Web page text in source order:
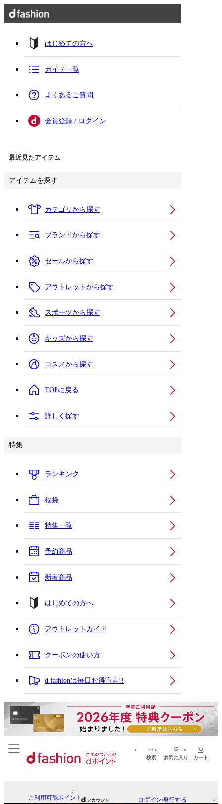
はじめての方へ
ガイド一覧
よくあるご質問
会員登録 / ログイン
最近見たアイテム
アイテムを探す
カテゴリから探す
ブランドから探す
セールから探す
アウトレットから探す
スポーツから探す
キッズから探す
コスメから探す
TOPに戻る
詳しく探す
特集
ランキング
福袋
特集一覧
予約商品
新着商品
はじめての方へ
アウトレットガイド
クーポンの使い方
d fashionは毎日お得宣言!!
検索 お気に入り カート
ご利用可能ポイント ログイン/発行する